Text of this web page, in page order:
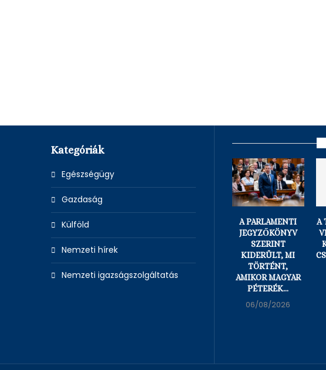
Kategóriák
Egészségügy
Gazdaság
Külföld
Nemzeti hírek
Nemzeti igazságszolgáltatás
A PARLAMENTI
JEGYZŐKÖNYV
SZERINT
KIDERÜLT, MI
TÖRTÉNT,
AMIKOR MAGYAR
PÉTERÉK...
06/08/2026
A